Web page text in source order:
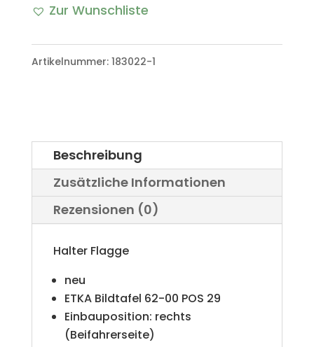
Flaggenhalter
VW
Zur Wunschliste
l
r
n
Artikelnummer: 183022-1
Beschreibung
Zusätzliche Informationen
Rezensionen (0)
Halter Flagge
neu
ETKA Bildtafel 62-00 POS 29
Einbauposition: rechts
(Beifahrerseite)